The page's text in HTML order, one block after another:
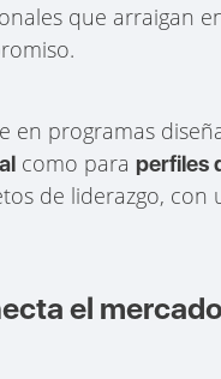
que arraigan
en programas
como para perfiles
de liderazgo,
el